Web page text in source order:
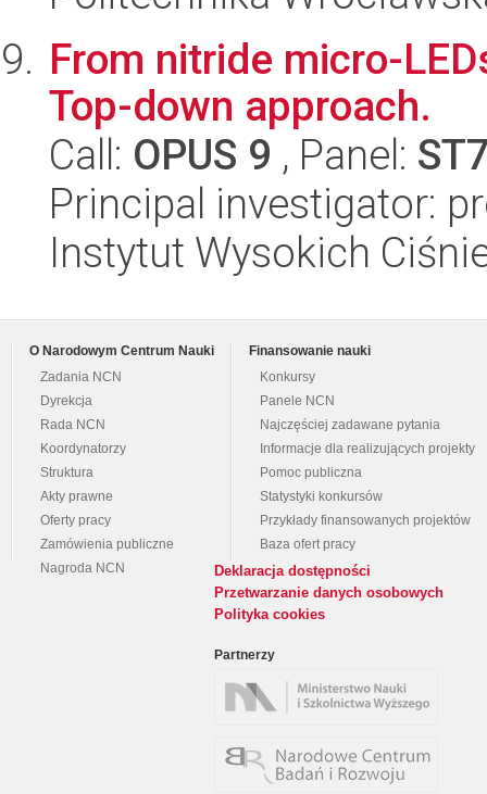
From nitride micro-
Top-down approach.
Call: OPUS 9 , Panel:
Principal investigator:
Instytut Wysokich
O Narodowym Centrum Nauki
Zadania NCN
Dyrekcja
Rada NCN
Koordynatorzy
Struktura
Akty prawne
Oferty pracy
Zamówienia publiczne
Nagroda NCN
Finansowanie nauki
Konkursy
Panele NCN
Najczęściej zadawane pytania
Informacje dla realizujących projekty
Pomoc publiczna
Statystyki konkursów
Przykłady finansowanych projektów
Baza ofert pracy
Deklaracja dostępności
Przetwarzanie danych osobowych
Polityka cookies
Partnerzy